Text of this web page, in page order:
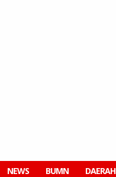
NEWS BUMN DAERAH